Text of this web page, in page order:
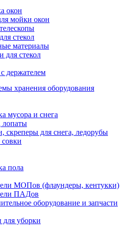
окон
мойки окон
стекол
материалы
для стекол
держателем
хранения оборудования
мусора и снега
лопаты
скреперы для снега, ледорубы
пола
МОПов (флаундеры, кентукки)
ПАДов
оборудование и запчасти
уборки